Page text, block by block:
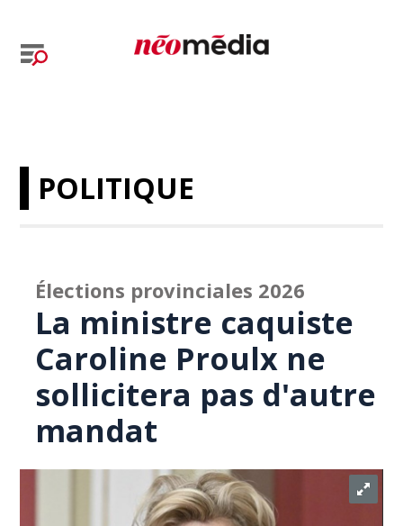
POLITIQUE
Élections provinciales 2026
La ministre caquiste
Caroline Proulx ne
sollicitera pas d'autre
mandat